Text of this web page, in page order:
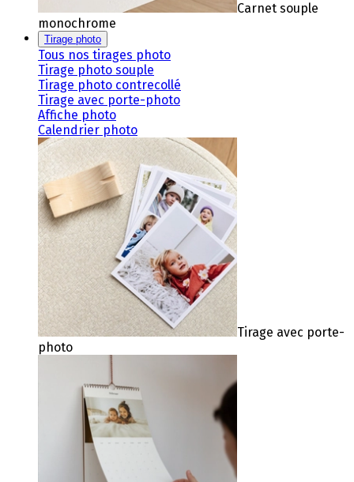
Carnet souple
monochrome
Tirage photo
Tous nos tirages photo
Tirage photo souple
Tirage photo contrecollé
Tirage avec porte-photo
Affiche photo
Calendrier photo
Tirage avec porte-
photo